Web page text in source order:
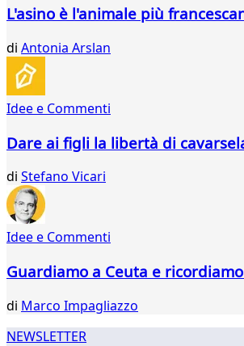
L'asino è l'animale più
di Antonia Arslan
Idee e Commenti
Dare ai figli la libertà di
di Stefano Vicari
Idee e Commenti
Guardiamo a Ceuta e
di Marco Impagliazzo
NEWSLETTER